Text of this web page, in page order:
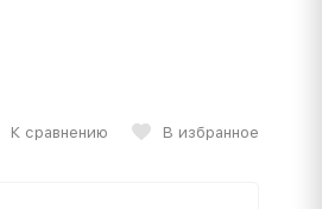
К сравнению В избранное